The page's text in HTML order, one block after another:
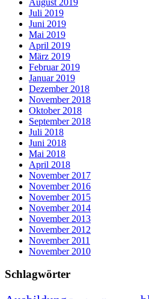
Juli 2019
Juni 2019
Mai 2019
April 2019
März 2019
Februar 2019
Januar 2019
Dezember 2018
November 2018
Oktober 2018
September 2018
Juli 2018
Juni 2018
Mai 2018
April 2018
November 2017
November 2016
November 2015
November 2014
November 2013
November 2012
November 2011
November 2010
Schlagwörter